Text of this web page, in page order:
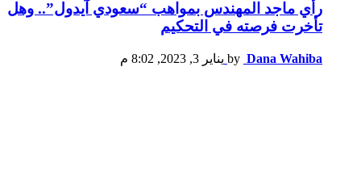
رأي ماجد المهندس بمواهب “سعودي آيدول”.. وهل
تأخرت فرصته في التحكيم
by Dana Wahiba يناير 3, 2023, 8:02 م